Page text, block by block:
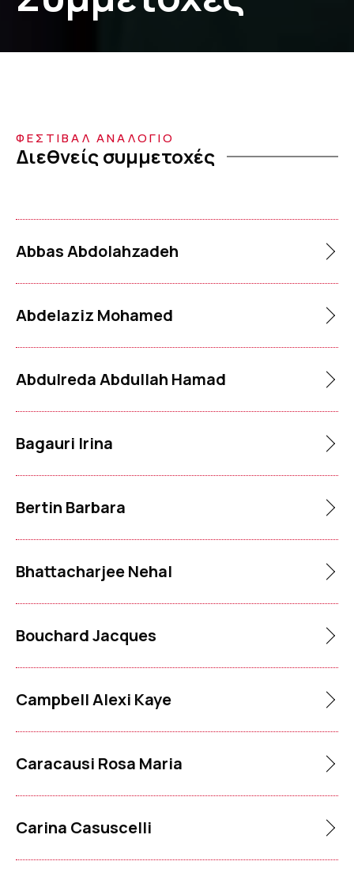
ΦΕΣΤΙΒΑΛ ΑΝΑΛΟΓΙΟ
Διεθνείς συμμετοχές
Abbas Abdolahzadeh
Abdelaziz Mohamed
Abdulreda Abdullah Hamad
Bagauri Irina
Bertin Barbara
Bhattacharjee Nehal
Bouchard Jacques
Campbell Alexi Kaye
Caracausi Rosa Maria
Carina Casuscelli